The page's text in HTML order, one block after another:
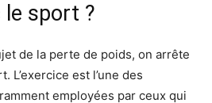
le sport ?
de la perte de poids, on arrête
L’exercice est l’une des
employées par ceux qui